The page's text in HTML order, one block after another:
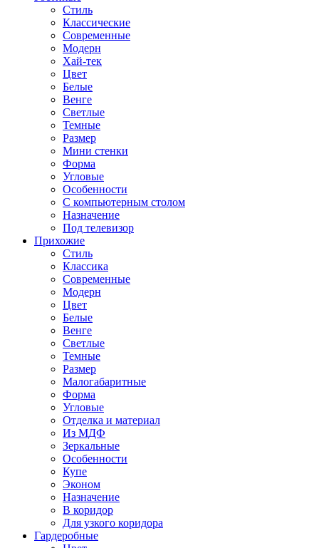
Стиль
Классические
Современные
Модерн
Хай-тек
Цвет
Белые
Венге
Светлые
Темные
Размер
Мини стенки
Форма
Угловые
Особенности
С компьютерным столом
Назначение
Под телевизор
Прихожие
Стиль
Классика
Современные
Модерн
Цвет
Белые
Венге
Светлые
Темные
Размер
Малогабаритные
Форма
Угловые
Отделка и материал
Из МДФ
Зеркальные
Особенности
Купе
Эконом
Назначение
В коридор
Для узкого коридора
Гардеробные